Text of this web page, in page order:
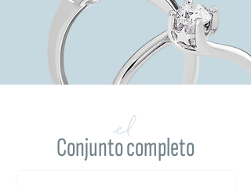
Conjunto completo
el